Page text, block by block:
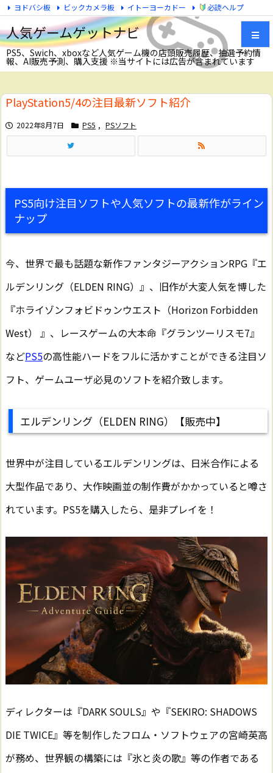
人気ゲームゲットナビ
PS5、Swich、xboxなど人気ゲーム機の店頭販売履歴、抽選予約情
報、AI販売予測、購入支援 ※当サイトには広告が含まれています
メニュ
前へ
検索
ヨドバシ板 ビックカメラ板 イトーヨーカドー 必読ヘルプ
PlayStation5/4の注目最新ソフト紹介
2022年8月7日 PS5 , PSソフト
PS5向け注目ソフトや人気ソフトの最新作がライン
ナップ
今、世界で最も話題な新作ファンタジーアクションRPG『エ
ルデンリング（ELDEN RING）』、旧作が大変人気を博した
『ホライゾンフォビドゥンウエスト（Horizon Forbidden
West） 』、レースゲームの大本命『グランツーリスモ7』
などPS5の高性能ハードをフルに活かすことができる注目ソ
フト、ゲームユーザ必見のソフトを紹介致します。
エルデンリング（ELDEN RING）【販売中】
世界中が注目しているエルデンリングは、日米合作による
大型作品であり、大作映画並の制作費がかかっていると噂さ
れています。PS5を購入したら、是非プレイを！
ディレクターは『DARK SOULS』や『SEKIRO: SHADOWS
DIE TWICE』等を制作したフロム・ソフトウェアの宮崎英高
が務め、世界観の構築には『氷と炎の歌』等の作者である